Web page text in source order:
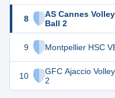
8
AS Cannes
Ball 2
9 Montpellier HSC
10
GFC Ajaccio
2
24
21
11